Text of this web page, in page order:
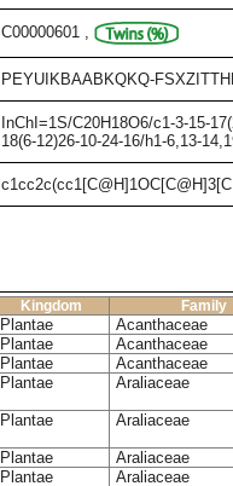
C00000601 ,
PEYUIKBAABKQKQ-
InChI=1S/C20H18O6/c1-3-15-
18(6-12)26-10-24-16/h1-6,13-
Kingdom Family
Plantae Acanthaceae
Plantae
Acanthaceae
Plantae
Acanthaceae
Plantae
Araliaceae
Plantae
Araliaceae
Plantae
Araliaceae
Plantae
Araliaceae